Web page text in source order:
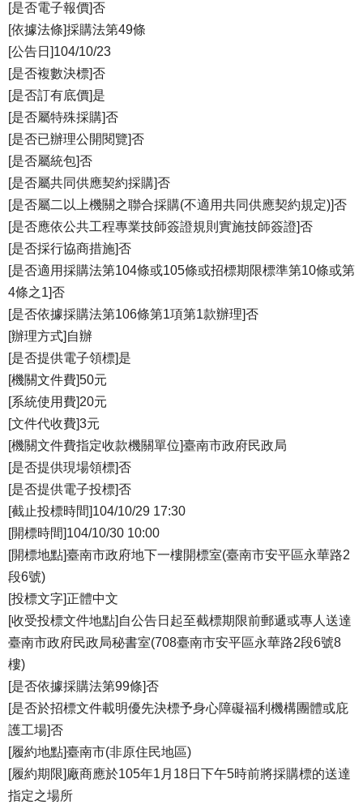
[是否電子報價]否
[依據法條]採購法第49條
[公告日]104/10/23
[是否複數決標]否
[是否訂有底價]是
[是否屬特殊採購]否
[是否已辦理公開閱覽]否
[是否屬統包]否
[是否屬共同供應契約採購]否
[是否屬二以上機關之聯合採購(不適用共同供應契約規定)]否
[是否應依公共工程專業技師簽證規則實施技師簽證]否
[是否採行協商措施]否
[是否適用採購法第104條或105條或招標期限標準第10條或第
4條之1]否
[是否依據採購法第106條第1項第1款辦理]否
[辦理方式]自辦
[是否提供電子領標]是
[機關文件費]50元
[系統使用費]20元
[文件代收費]3元
[機關文件費指定收款機關單位]臺南市政府民政局
[是否提供現場領標]否
[是否提供電子投標]否
[截止投標時間]104/10/29 17:30
[開標時間]104/10/30 10:00
[開標地點]臺南市政府地下一樓開標室(臺南市安平區永華路2
段6號)
[投標文字]正體中文
[收受投標文件地點]自公告日起至截標期限前郵遞或專人送達
臺南市政府民政局秘書室(708臺南市安平區永華路2段6號8
樓)
[是否依據採購法第99條]否
[是否於招標文件載明優先決標予身心障礙福利機構團體或庇
護工場]否
[履約地點]臺南市(非原住民地區)
[履約期限]廠商應於105年1月18日下午5時前將採購標的送達
指定之場所